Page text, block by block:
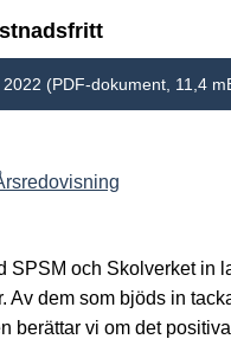
(PDF-dokument, 11,4
SPSM och Skolverket in
Av dem som bjöds in
berättar vi om det